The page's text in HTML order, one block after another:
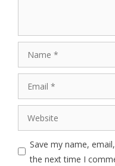
Website
Save my name,
the next time I